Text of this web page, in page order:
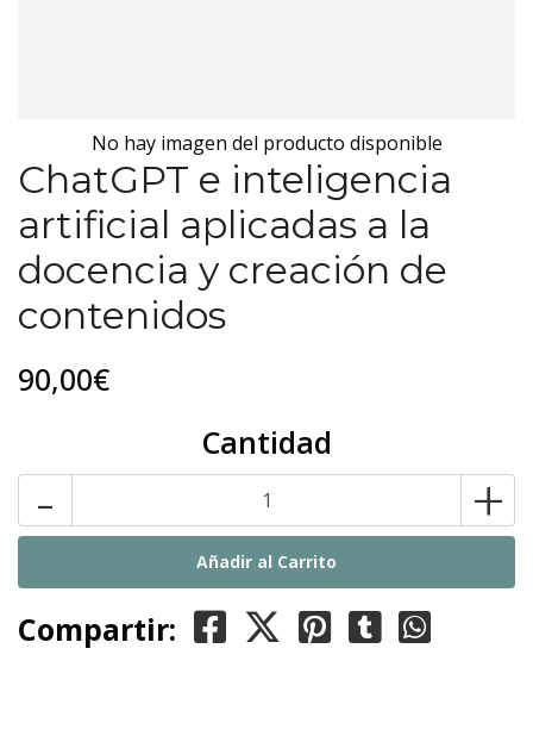
No hay imagen del producto disponible
ChatGPT e inteligencia
artificial aplicadas a la
docencia y creación de
contenidos
90,00€
Cantidad
- +
Compartir: